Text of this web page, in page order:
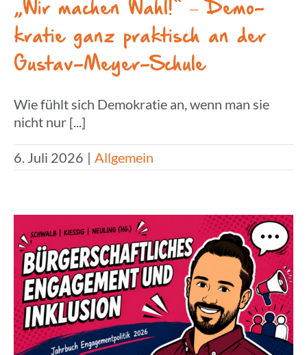
„Wir machen Wahl!“ – Demo­
kra­tie ganz prak­tisch an der
Gustav-Meyer-Schule
Wie fühlt sich Demokratie an, wenn man sie
nicht nur [...]
6. Juli 2026 | Allgemein